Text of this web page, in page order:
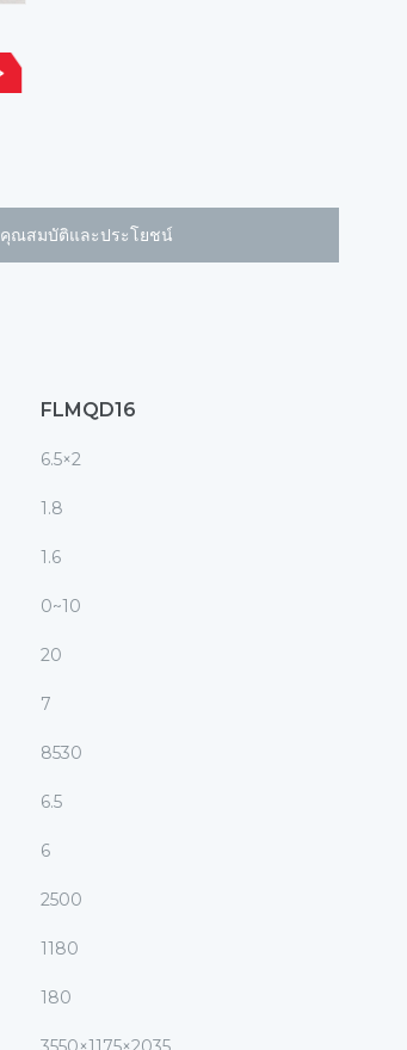
คุณสมบัติและประโยชน์
FLMQD16
6.5×2
1.8
1.6
0~10
20
7
8530
6.5
6
2500
1180
180